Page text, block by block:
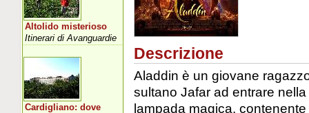
Descrizione
Aladdin è un giovane
sultano Jafar ad entrare
lampada magica,
Altolido misterioso
Itinerari di Avanguardie
Cardigliano: dove